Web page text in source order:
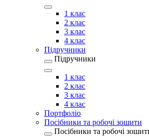
1 клас
2 клас
3 клас
4 клас
Підручники
Підручники
1 клас
2 клас
3 клас
4 клас
Портфоліо
Посібники та робочі зошити
Посібники та робочі